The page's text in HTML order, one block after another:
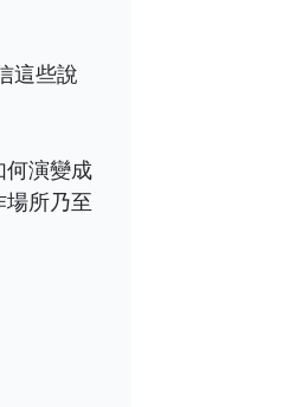
這些說
何演變成
場所乃至